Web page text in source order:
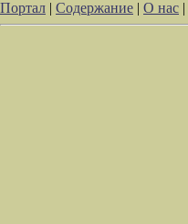
Портал | Содержание | О нас |